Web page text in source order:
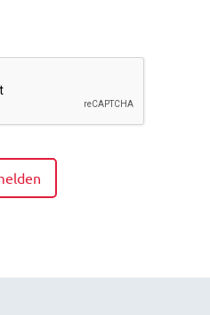
ich zur Kenntnis genommen und